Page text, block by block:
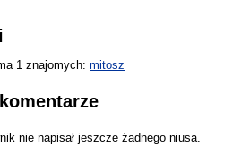
1 znajomych:mitosz
nie napisał jeszcze żadnego niusa.